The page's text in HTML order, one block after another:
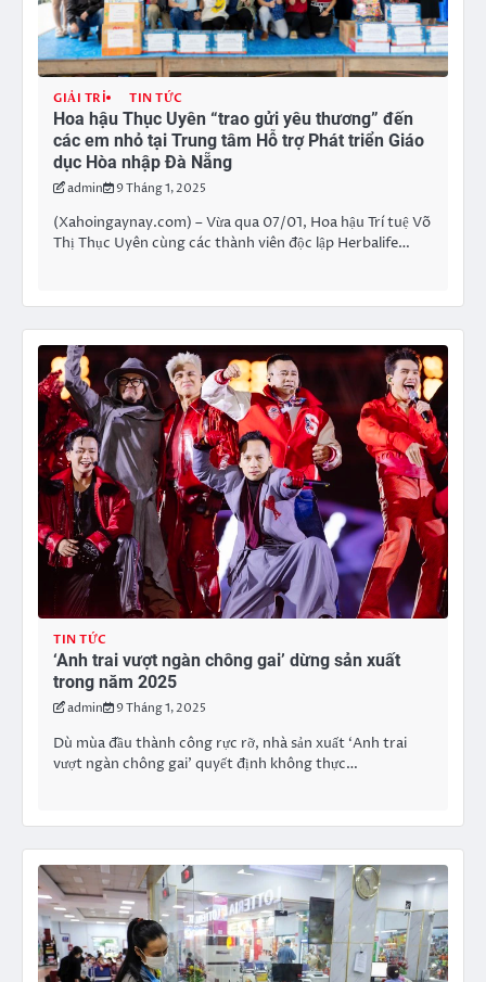
GIẢI TRÍ TIN TỨC
Hoa hậu Thục Uyên “trao gửi yêu thương” đến
các em nhỏ tại Trung tâm Hỗ trợ Phát triển Giáo
dục Hòa nhập Đà Nẵng
admin 9 Tháng 1, 2025
(Xahoingaynay.com) – Vừa qua 07/01, Hoa hậu Trí tuệ Võ
Thị Thục Uyên cùng các thành viên độc lập Herbalife…
TIN TỨC
‘Anh trai vượt ngàn chông gai’ dừng sản xuất
trong năm 2025
admin 9 Tháng 1, 2025
Dù mùa đầu thành công rực rỡ, nhà sản xuất ‘Anh trai
vượt ngàn chông gai’ quyết định không thực…